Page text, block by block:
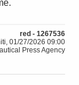
red - 1267536
01/27/2026 09:00
Press Agency